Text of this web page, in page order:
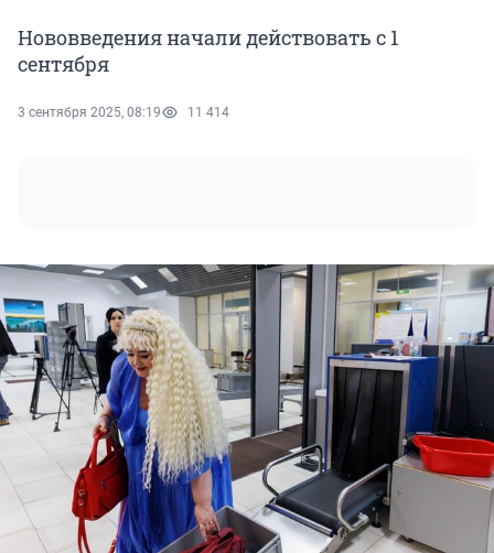
Нововведения начали действовать с 1
сентября
3 сентября 2025, 08:19 11 414